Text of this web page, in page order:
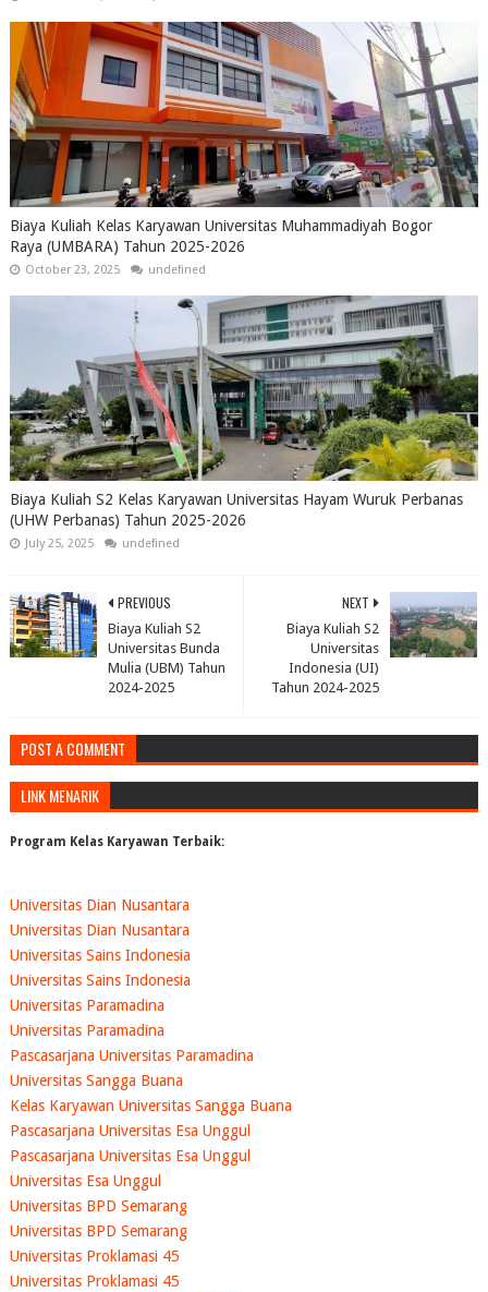
Biaya Kuliah Kelas Karyawan Universitas Muhammadiyah Bogor
Raya (UMBARA) Tahun 2025-2026
October 23, 2025 undefined
Biaya Kuliah S2 Kelas Karyawan Universitas Hayam Wuruk Perbanas
(UHW Perbanas) Tahun 2025-2026
July 25, 2025 undefined
NEXT
Biaya Kuliah S2
Universitas
Indonesia (UI)
Tahun 2024-2025
PREVIOUS
Biaya Kuliah S2
Universitas Bunda
Mulia (UBM) Tahun
2024-2025
POST A COMMENT
LINK MENARIK
Program Kelas Karyawan Terbaik:
Universitas Dian Nusantara
Universitas Dian Nusantara
Universitas Sains Indonesia
Universitas Sains Indonesia
Universitas Paramadina
Universitas Paramadina
Pascasarjana Universitas Paramadina
Universitas Sangga Buana
Kelas Karyawan Universitas Sangga Buana
Pascasarjana Universitas Esa Unggul
Pascasarjana Universitas Esa Unggul
Universitas Esa Unggul
Universitas BPD Semarang
Universitas BPD Semarang
Universitas Proklamasi 45
Universitas Proklamasi 45